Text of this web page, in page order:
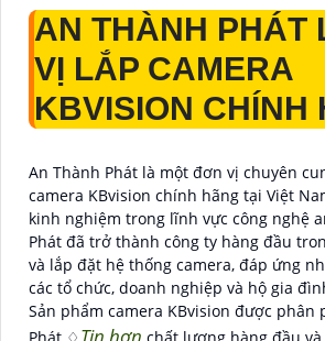
AN THÀNH PHÁT
VỊ LẮP CAMERA
KBVISION CHÍNH
An Thành Phát là một đơn vị chuyên
camera KBvision chính hãng tại Việt
kinh nghiệm trong lĩnh vực công nghệ
Phát đã trở thành công ty hàng đầu
và lắp đặt hệ thống camera, đáp ứng
các tổ chức, doanh nghiệp và hộ gia
Sản phẩm camera KBvision được phân